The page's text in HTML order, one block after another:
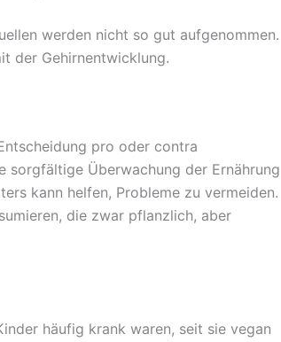
werden nicht so gut aufgenommen.
der Gehirnentwicklung.
pro oder contra
Überwachung der Ernährung
kann helfen, Probleme zu vermeiden.
die zwar pflanzlich, aber
häufig krank waren, seit sie vegan